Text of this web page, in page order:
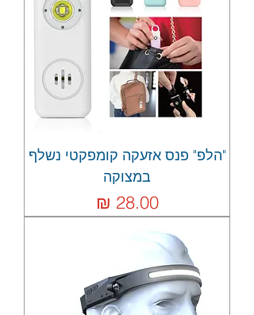
"הלפ" פנס אזעקה קומפקטי נשלף
במצוקה
מחיר‏28.00 ‏₪